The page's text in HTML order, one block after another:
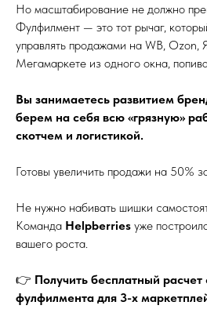
Но масштабирование не должно
Фулфилмент — это тот рычаг,
управлять продажами на WB,
Мегамаркете из одного окна,
Вы занимаетесь развитием
берем на себя всю «грязную»
скотчем и логистикой.
Готовы увеличить продажи на 50%
Не нужно набивать шишки
Команда Helpberries уже
вашего роста.
👉 Получить бесплатный расчет
фулфилмента для 3-х